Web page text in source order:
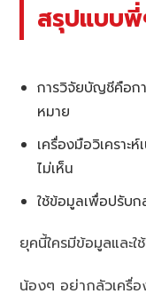
สรุปแบบ
การวิจัยบัญชีคือก
หมาย
เครื่องมือวิเคราะ
ไม่เห็น
ใช้ข้อมูลเพื่อปรับก
ยุคนี้ใครมีข้อมูลและใ
น้องๆ อย่ากลัวเครื่